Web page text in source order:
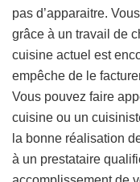
pas d’apparaitre.
grâce à un travail de
cuisine actuel est
empêche de le
Vous pouvez faire
cuisine ou un
la bonne réalisation
à un prestataire